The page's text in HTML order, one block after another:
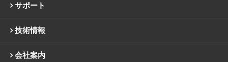
サポート
技術情報
会社案内